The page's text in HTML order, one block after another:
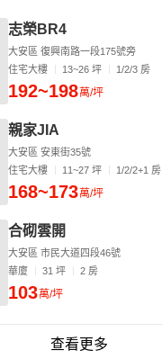
志榮BR4
大安區 復興南路一段175號旁
住宅大樓
13~26 坪 1/2/3 房
192~198萬/坪
親家JIA
大安區 安東街35號
住宅大樓
11~27 坪 1/2/2+1 房
168~173萬/坪
合砌雲開
大安區 市民大道四段46號
華廈
31 坪 2 房
103萬/坪
查看更多